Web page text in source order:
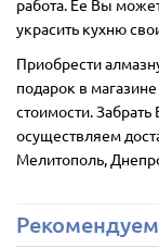
работа. Ее Вы
украсить кухню
Приобрести
подарок в
стоимости.
осуществляем
Мелитополь,
Рекомендуем